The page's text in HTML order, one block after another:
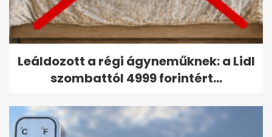
Leáldozott a régi ágyneműknek: a Lidl
szombattól 4999 forintért...